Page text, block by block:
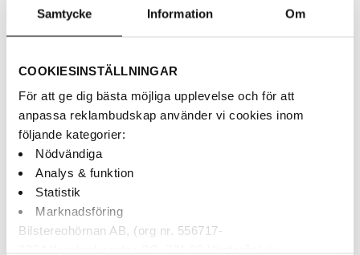
Samtycke Information Om
COOKIESINSTÄLLNINGAR
För att ge dig bästa möjliga upplevelse och för att
anpassa reklambudskap använder vi cookies inom
följande kategorier:
Nödvändiga
Analys & funktion
Statistik
Marknadsföring
Bilstereohörnan AB, (org nr. 556717-
Superkompakt – 4 x 200Wrms
SNABBA LEVERANSER
Finns i butiken
SounDigital 800.4 EVO 6 - 4 Ohm - Slutsteg - 4-kanal mängd
LÄGG TILL I VARUKORG